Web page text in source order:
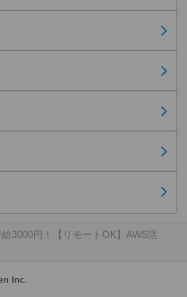
給3000円！【リモートOK】AWS活
Inc.